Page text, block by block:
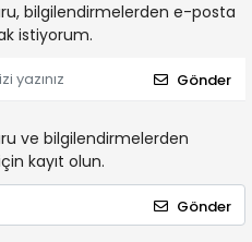
bilgilendirmelerden e-posta
istiyorum.
Gönder
ve bilgilendirmelerden
kayıt olun.
Gönder